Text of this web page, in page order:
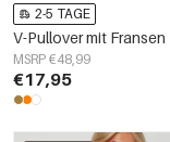
2-5 TAGE
V-Pullover mit Fransen
MSRP €48,99
€17,95